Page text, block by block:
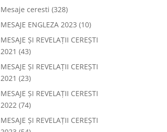
Mesaje ceresti (328)
MESAJE ENGLEZA 2023 (10)
MESAJE ȘI REVELAȚII CEREȘTI
2021 (43)
MESAJE ȘI REVELAȚII CEREȘTI
2021 (23)
MESAJE ȘI REVELAȚII CERESTI
2022 (74)
MESAJE ȘI REVELAȚII CEREȘTI